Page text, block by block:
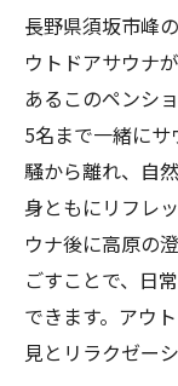
説明
快適な夏旅
ド
夏にお
快適
料理が
法
関東
ペンシ
長野県須坂市峰
ウトドアサウナ
あるこのペンシ
5名まで一緒に
騒から離れ、自
身ともにリフレ
ウナ後に高原の
ごすことで、日
できます。アウ
見とリラクゼー